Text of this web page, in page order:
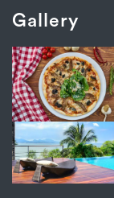
Gallery